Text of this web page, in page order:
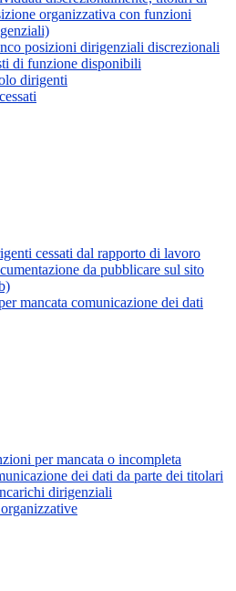
organizzativa con funzioni
posizioni dirigenziali discrezionali
di funzione disponibili
dirigenti
cessati dal rapporto di lavoro
da pubblicare sul sito
mancata comunicazione dei dati
per mancata o incompleta
dei dati da parte dei titolari
dirigenziali